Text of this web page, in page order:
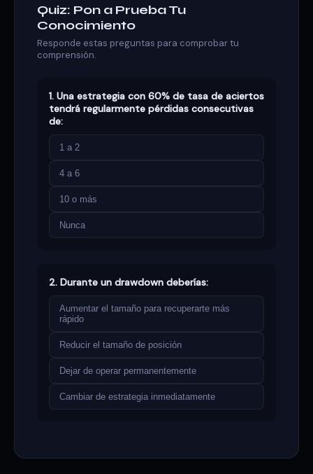
Quiz: Pon a Prueba Tu
Conocimiento
Responde estas preguntas para comprobar tu
comprensión.
1. Una estrategia con 60% de tasa de aciertos
tendrá regularmente pérdidas consecutivas
de:
1 a 2
4 a 6
10 o más
Nunca
2. Durante un drawdown deberías:
Aumentar el tamaño para recuperarte más
rápido
Reducir el tamaño de posición
Dejar de operar permanentemente
Cambiar de estrategia inmediatamente